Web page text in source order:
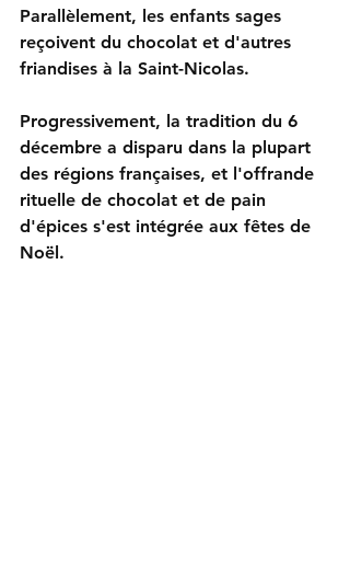
Parallèlement, les enfants sages
reçoivent du chocolat et d'autres
friandises à la Saint-Nicolas.
Progressivement, la tradition du 6
décembre a disparu dans la plupart
des régions françaises, et l'offrande
rituelle de chocolat et de pain
d'épices s'est intégrée aux fêtes de
Noël.